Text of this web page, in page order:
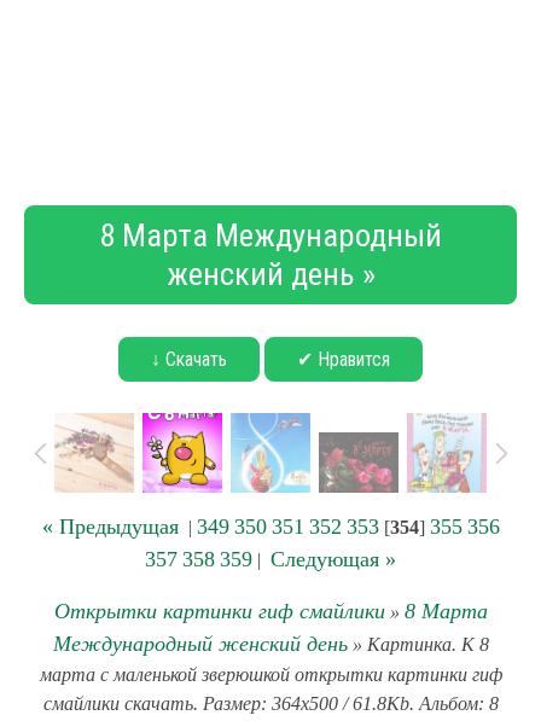
8 Марта Международный
женский день »
↓ Скачать ✔ Нравится
« Предыдущая| 349 350 351 352 353[354] 355 356
357 358 359 | Следующая »
Открытки картинки гиф смайлики» 8 Марта
Международный женский день» Картинка. К 8
марта с маленькой зверюшкой открытки картинки гиф
смайлики скачать. Размер: 364x500 / 61.8Kb. Альбом: 8